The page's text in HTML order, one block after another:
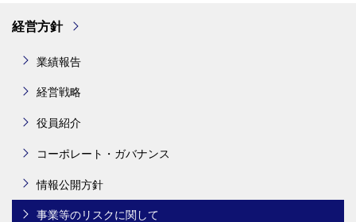
経営方針
業績報告
経営戦略
役員紹介
コーポレート・ガバナンス
情報公開方針
事業等のリスクに関して